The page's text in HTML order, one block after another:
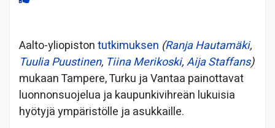
Aalto-yliopistontutkimuksen (Ranja Hautamäki,
Tuulia Puustinen, Tiina Merikoski,Aija Staffans)
mukaan Tampere, Turku ja Vantaa painottavat
luonnonsuojelua ja kaupunkivihreän lukuisia
hyötyjä ympäristölle ja asukkaille.